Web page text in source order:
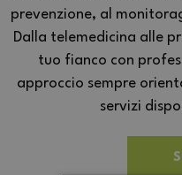
prevenzione, al
Dalla telemedicina alle
tuo fianco con
approccio sempre
servizi